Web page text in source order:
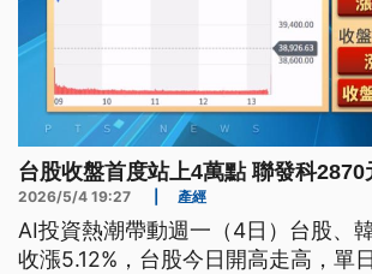
台股收盤首度站上4萬點 聯發科2870
2026/5/4 19:27 產經
AI投資熱潮帶動週一（4日）台股、
收漲5.12%，台股今日開高走高，單